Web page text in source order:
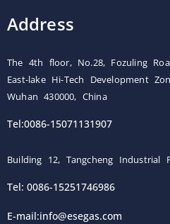
Address
The 4th floor, No.28, Fozuling
East-lake Hi-Tech Development
Wuhan 430000, China
Tel:0086-15071131907
Building 12, Tangcheng Industrial
Tel: 0086-15251746986
E-mail:info@esegas.com